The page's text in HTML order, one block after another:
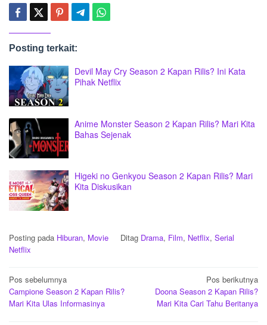
Posting terkait:
Devil May Cry Season 2 Kapan Rilis? Ini Kata
Pihak Netflix
Anime Monster Season 2 Kapan Rilis? Mari Kita
Bahas Sejenak
Higeki no Genkyou Season 2 Kapan Rilis? Mari
Kita Diskusikan
Posting pada Hiburan, Movie Ditag Drama, Film, Netflix, Serial
Netflix
Navigasi
pos
Pos sebelumnya
Campione Season 2 Kapan Rilis?
Mari Kita Ulas Informasinya
Pos berikutnya
Doona Season 2 Kapan Rilis?
Mari Kita Cari Tahu Beritanya